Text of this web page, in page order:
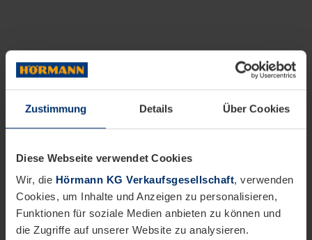
Zustimmung Details Über Cookies
Diese Webseite verwendet Cookies
Wir, die Hörmann KG Verkaufsgesellschaft, verwenden
Cookies, um Inhalte und Anzeigen zu personalisieren,
Funktionen für soziale Medien anbieten zu können und
die Zugriffe auf unserer Website zu analysieren.